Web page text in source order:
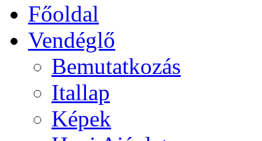
Főoldal
Vendéglő
Bemutatkozás
Itallap
Képek